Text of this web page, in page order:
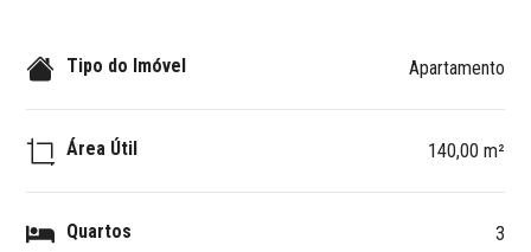
Tipo do Imóvel Apartamento
Área Útil 140,00 m²
Quartos 3